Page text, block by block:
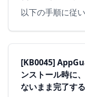
[KB0045]
ンストール時に
ないまま完了す